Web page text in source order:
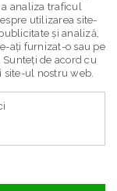
analiza traficul
utilizarea site-
și analiză,
ați furnizat-o sau pe
de acord cu
site-ul nostru web.